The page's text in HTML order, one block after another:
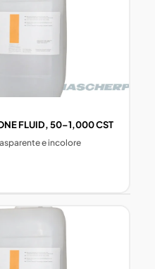
FLUID, 50–1,000 CST
e incolore